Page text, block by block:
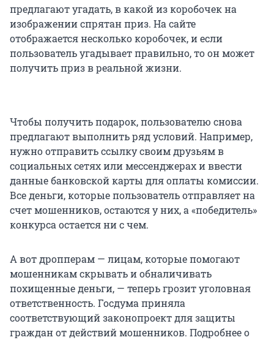
предлагают угадать, в какой из коробочек на
изображении спрятан приз. На сайте
отображается несколько коробочек, и если
пользователь угадывает правильно, то он может
получить приз в реальной жизни.
Чтобы получить подарок, пользователю снова
предлагают выполнить ряд условий. Например,
нужно отправить ссылку своим друзьям в
социальных сетях или мессенджерах и ввести
данные банковской карты для оплаты комиссии.
Все деньги, которые пользователь отправляет на
счет мошенников, остаются у них, а «победитель»
конкурса остается ни с чем.
А вот дропперам — лицам, которые помогают
мошенникам скрывать и обналичивать
похищенные деньги, — теперь грозит уголовная
ответственность. Госдума приняла
соответствующий законопроект для защиты
граждан от действий мошенников. Подробнее о